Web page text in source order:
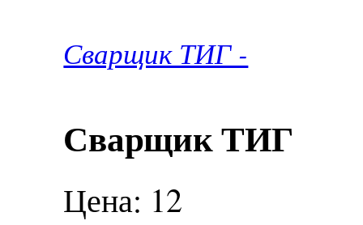
Сварщик ТИГ -
Сварщик ТИГ
Цена: 12